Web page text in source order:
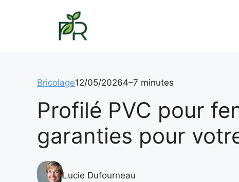
Bricolage12/05/20264–7 minutes
Profilé PVC pour
garanties pour
Lucie Dufourneau